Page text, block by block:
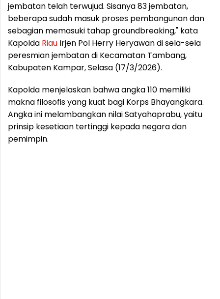
jembatan telah terwujud. Sisanya 83 jembatan,
beberapa sudah masuk proses pembangunan dan
sebagian memasuki tahap groundbreaking," kata
Kapolda Riau Irjen Pol Herry Heryawan di sela-sela
peresmian jembatan di Kecamatan Tambang,
Kabupaten Kampar, Selasa (17/3/2026).
Kapolda menjelaskan bahwa angka 110 memiliki
makna filosofis yang kuat bagi Korps Bhayangkara.
Angka ini melambangkan nilai Satyahaprabu, yaitu
prinsip kesetiaan tertinggi kepada negara dan
pemimpin.